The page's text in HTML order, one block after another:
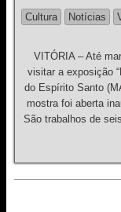
Cultura
Notícias
VITÓRIA – Até
visitar a exposição
do Espírito Santo
mostra foi aberta
São trabalhos de